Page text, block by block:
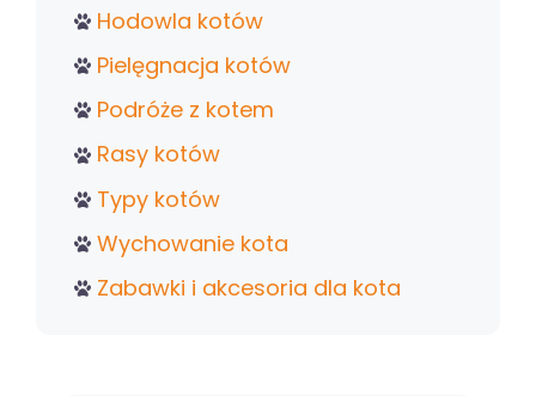
Hodowla kotów
Pielęgnacja kotów
Podróże z kotem
Rasy kotów
Typy kotów
Wychowanie kota
Zabawki i akcesoria dla kota